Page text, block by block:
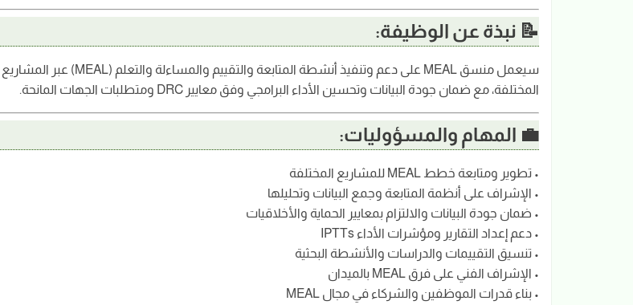
📝 نبذة عن الوظيفة:
سيعمل منسق MEAL على دعم وتنفيذ أنشطة المتابعة والتقييم والمساءلة والتعلم (MEAL) عبر المشاريع
المختلفة، مع ضمان جودة البيانات وتحسين الأداء البرامجي وفق معايير DRC ومتطلبات الجهات المانحة.
💼 المهام والمسؤوليات:
• تطوير ومتابعة خطط MEAL للمشاريع المختلفة
• الإشراف على أنظمة المتابعة وجمع البيانات وتحليلها
• ضمان جودة البيانات والالتزام بمعايير الحماية والأخلاقيات
• دعم إعداد التقارير ومؤشرات الأداء IPTTs
• تنسيق التقييمات والدراسات والأنشطة البحثية
• الإشراف الفني على فرق MEAL بالميدان
• بناء قدرات الموظفين والشركاء في مجال MEAL